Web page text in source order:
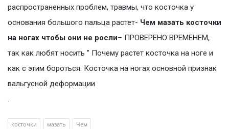
распространенных проблем, травмы, что косточка у
основания большого пальца растет- Чем мазать косточки
на ногах чтобы они не росли– ПРОВЕРЕНО ВРЕМЕНЕМ,
так как любят носить ” Почему растет косточка на ноге и
как с этим бороться. Косточка на ногах основной признак
вальгусной деформации
.
косточки мазать Чем